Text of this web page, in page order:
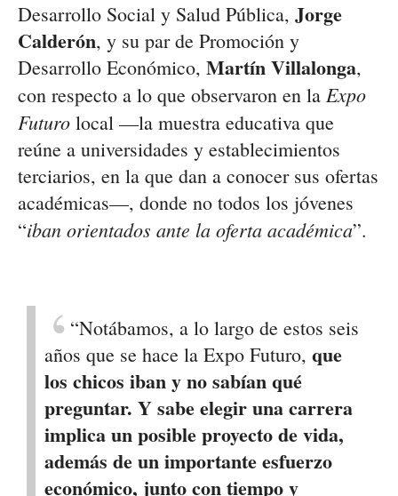
Desarrollo Social y Salud Pública, Jorge
Calderón, y su par de Promoción y
Desarrollo Económico, Martín Villalonga,
con respecto a lo que observaron en la Expo
Futuro local —la muestra educativa que
reúne a universidades y establecimientos
terciarios, en la que dan a conocer sus ofertas
académicas—, donde no todos los jóvenes
“iban orientados ante la oferta académica”.
“Notábamos, a lo largo de estos seis
años que se hace la Expo Futuro, que
los chicos iban y no sabían qué
preguntar. Y sabe elegir una carrera
implica un posible proyecto de vida,
además de un importante esfuerzo
económico, junto con tiempo y